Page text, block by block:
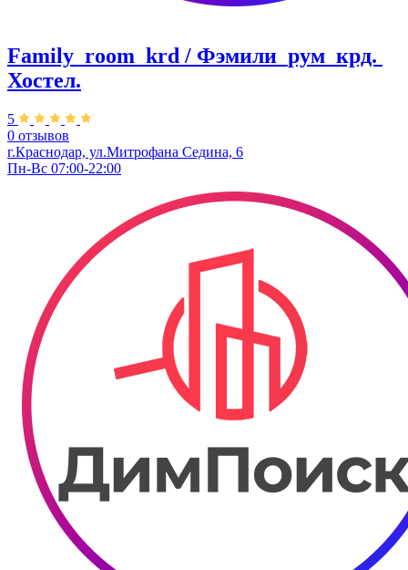
Family_room_krd / Фэмили_рум_крд. ​
Хостел.
5
0 отзывов
г.Краснодар, ул.Митрофана Седина, 6
Пн-Вс 07:00-22:00